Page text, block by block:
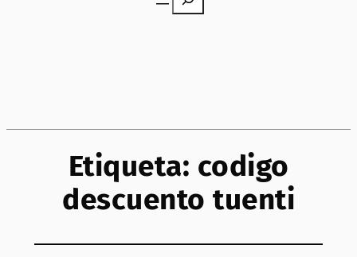
Etiqueta: codigo
descuento tuenti